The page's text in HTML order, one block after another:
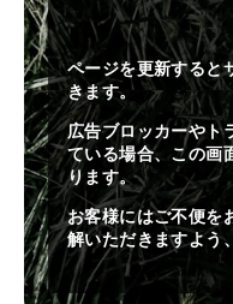
ページを更新すると
きます。
広告ブロッカーやト
ている場合、この画
ります。
お客様にはご不便を
解いただきますよう